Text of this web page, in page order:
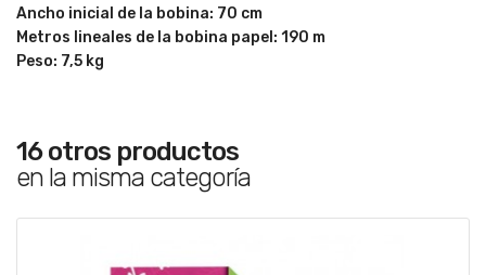
Ancho inicial de la bobina: 70 cm
Metros lineales de la bobina papel: 190 m
Peso: 7,5 kg
16 otros productos
en la misma categoría